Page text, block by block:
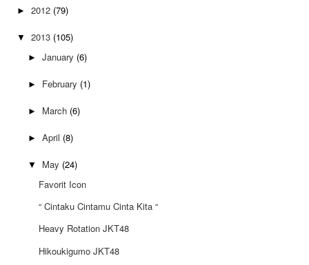
► 2012 (79)
▼ 2013 (105)
► January (6)
► February (1)
► March (6)
► April (8)
▼ May (24)
Favorit Icon
“ Cintaku Cintamu Cinta Kita “
Heavy Rotation JKT48
Hikoukigumo JKT48